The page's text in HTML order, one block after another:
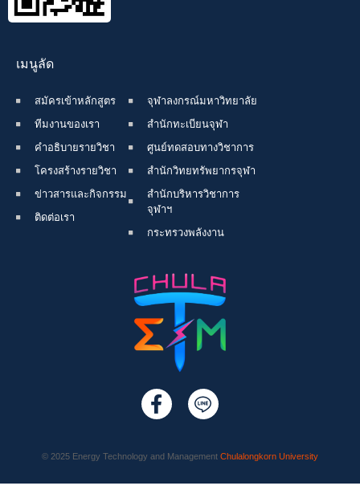
เมนูลัด
สมัครเข้าหลักสูตร
ทีมงานของเรา
คำอธิบายรายวิชา
โครงสร้างรายวิชา
ข่าวสารและกิจกรรม
ติดต่อเรา
จุฬาลงกรณ์มหาวิทยาลัย
สำนักทะเบียนจุฬา
ศูนย์ทดสอบทางวิชาการ
สำนักวิทยทรัพยากรจุฬา
สำนักบริหารวิชาการ
จุฬาฯ
กระทรวงพลังงาน
© 2025 Energy Technology and Management Chulalongkorn University